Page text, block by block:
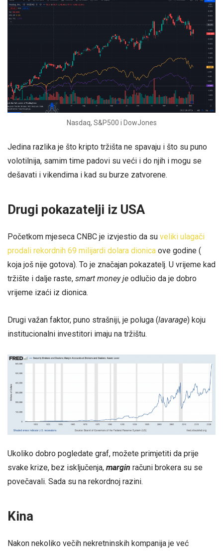
Nasdaq, S&P500 i DowJones
Jedina razlika je što kripto tržišta ne spavaju i što su puno
volotilnija, samim time padovi su veći i do njih i mogu se
dešavati i vikendima i kad su burze zatvorene.
Drugi pokazatelji iz USA
Početkom mjeseca CNBC je izvjestio da su veliki ulagači
prodali rekordnih 69 milijardi dolara dionica ove godine (
koja još nije gotova). To je značajan pokazatelj. U vrijeme kad
tržište i dalje raste, smart money je odlučio da je dobro
vrijeme izaći iz dionica.
Drugi važan faktor, puno strašniji, je poluga (lavarage) koju
institucionalni investitori imaju na tržištu.
Ukoliko dobro pogledate graf, možete primjetiti da prije
svake krize, bez isključenja, margin računi brokera su se
povečavali. Sada su na rekordnoj razini.
Kina
Nakon nekoliko večih nekretninskih kompanija je već